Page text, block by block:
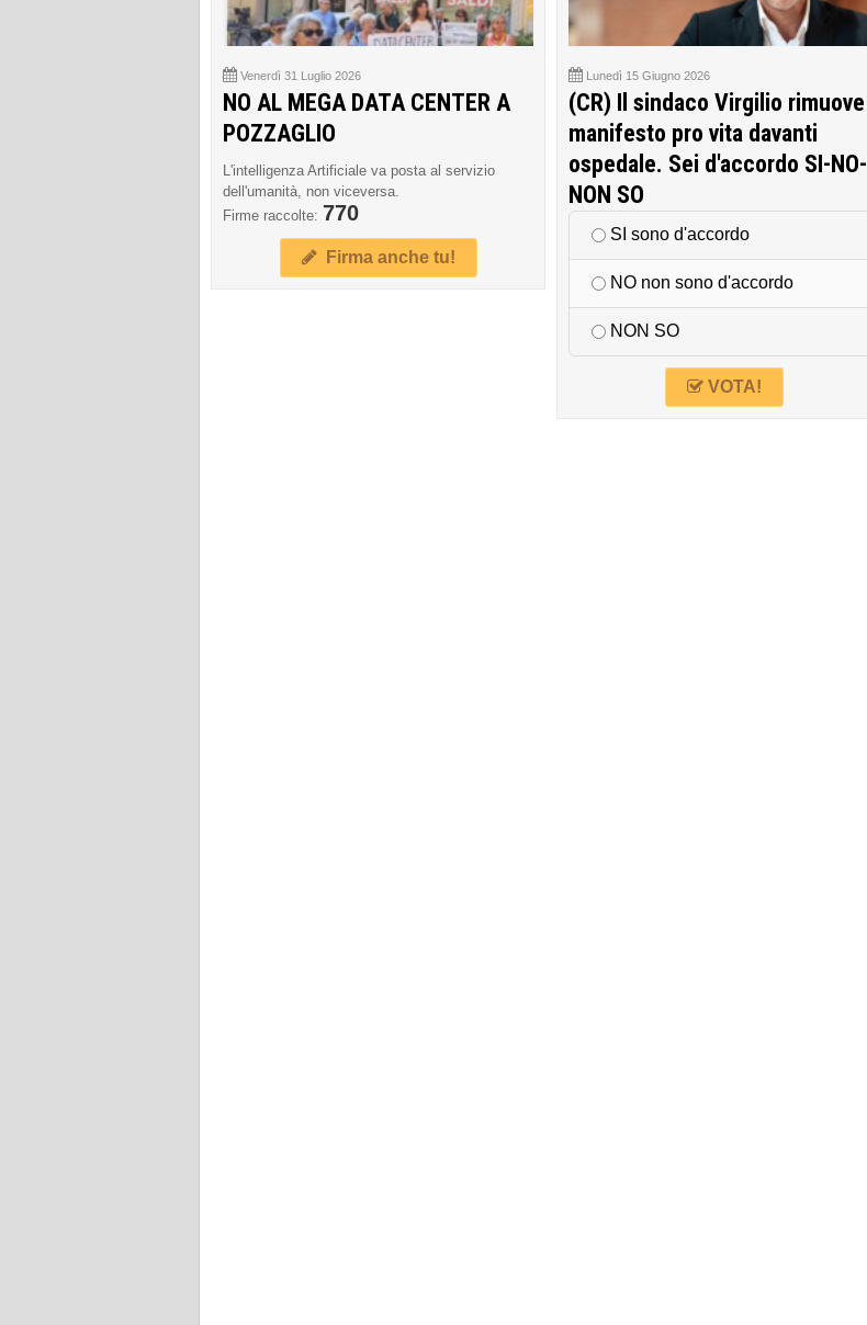
Venerdì 31 Luglio 2026
NO AL MEGA DATA CENTER A
POZZAGLIO
L'intelligenza Artificiale va posta al servizio
dell'umanità, non viceversa.
Firme raccolte: 770
Firma anche tu!
Lunedì 15 Giugno 2026
(CR) Il sindaco Virgilio rimuove
manifesto pro vita davanti
ospedale. Sei d'accordo SI-NO-
NON SO
SI sono d'accordo
NO non sono d'accordo
NON SO
VOTA!